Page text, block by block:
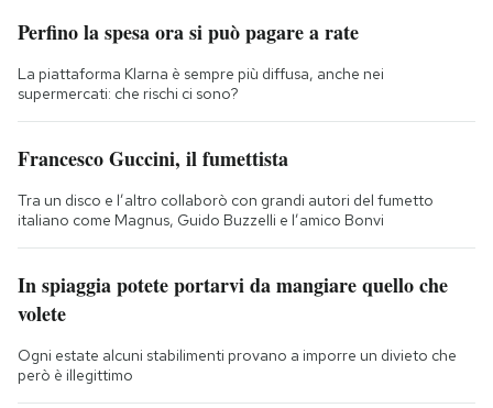
Perfino la spesa ora si può pagare a rate
La piattaforma Klarna è sempre più diffusa, anche nei
supermercati: che rischi ci sono?
Francesco Guccini, il fumettista
Tra un disco e l’altro collaborò con grandi autori del fumetto
italiano come Magnus, Guido Buzzelli e l’amico Bonvi
In spiaggia potete portarvi da mangiare quello che
volete
Ogni estate alcuni stabilimenti provano a imporre un divieto che
però è illegittimo